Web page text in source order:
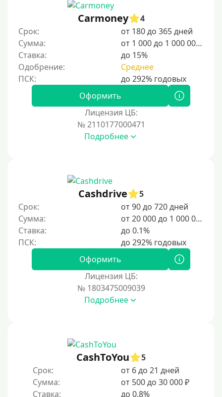
20000 руб
25000 руб
30000 руб
30000 руб на год
35000 руб
40000 руб
150000 руб
200000 руб
250000 руб
Карты банков и платежные системы
Мастеркард
Через Юнистрим (Unistream)
Carmoney
4
Срок:
от 180 до 365 дней
Сумма:
от 1 000 до 1 000 000 ₽
Ставка:
до 15%
Одобрение:
Среднее
Оформить
Лицензия ЦБ:
№ 2110177000471
Подробнее
Cashdrive
5
Срок:
от 90 до 720 дней
Сумма:
от 20 000 до 1 000 000 ₽
Ставка:
до 0.1%
Оформить
Лицензия ЦБ:
№ 1803475009039
Подробнее
CashToYou
5
Срок:
от 6 до 21 дней
Сумма:
от 500 до 30 000 ₽
Ставка:
до 0.8%